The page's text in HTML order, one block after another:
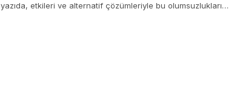
yazıda, etkileri ve alternatif çözümleriyle bu olumsuzlukları